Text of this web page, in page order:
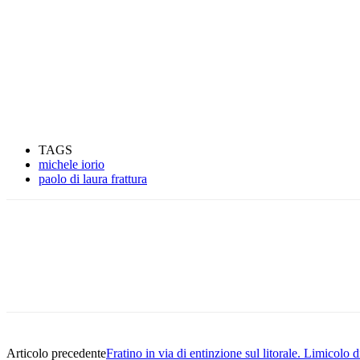
TAGS
michele iorio
paolo di laura frattura
Articolo precedenteFratino in via di entinzione sul litorale. Limicolo